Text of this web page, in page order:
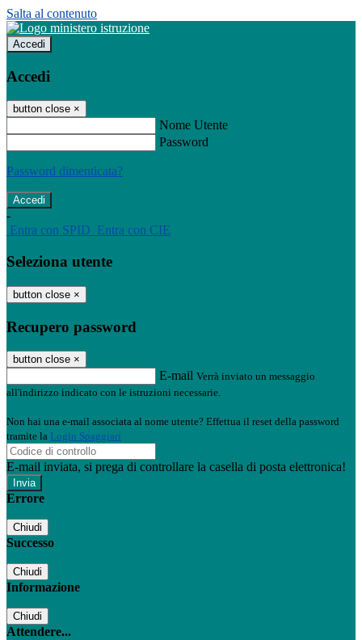
Salta al contenuto
Accedi
Accedi
button close ×
Nome Utente
Password
Password dimenticata?
-
Entra con SPID Entra con CIE
Seleziona utente
button close ×
Recupero password
button close ×
E-mail Verrà inviato un messaggio
all'indirizzo indicato con le istruzioni necessarie.
Non hai una e-mail associata al nome utente? Effettua il reset della password
tramite la Login Spaggiari
E-mail inviata, si prega di controllare la casella di posta elettronica!
Errore
Chiudi
Successo
Chiudi
Informazione
Chiudi
Attendere...